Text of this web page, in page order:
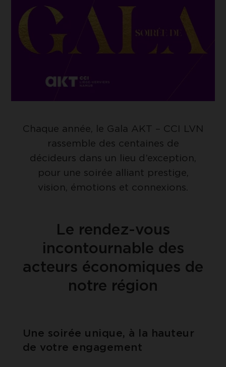
Chaque année, le Gala AKT – CCI LVN
rassemble des centaines de
décideurs dans un lieu d’exception,
pour une soirée alliant prestige,
vision, émotions et connexions.
Le rendez-vous
incontournable des
acteurs économiques de
notre région
Une soirée unique, à la hauteur
de votre engagement
Google Tag Manager
Cookie de Google Tag Manager nous
permet de mettre en place et gérer
l'envoi des données sur Google Analytics.
ESSENTIELS
ACCEPTER LES COOKIES